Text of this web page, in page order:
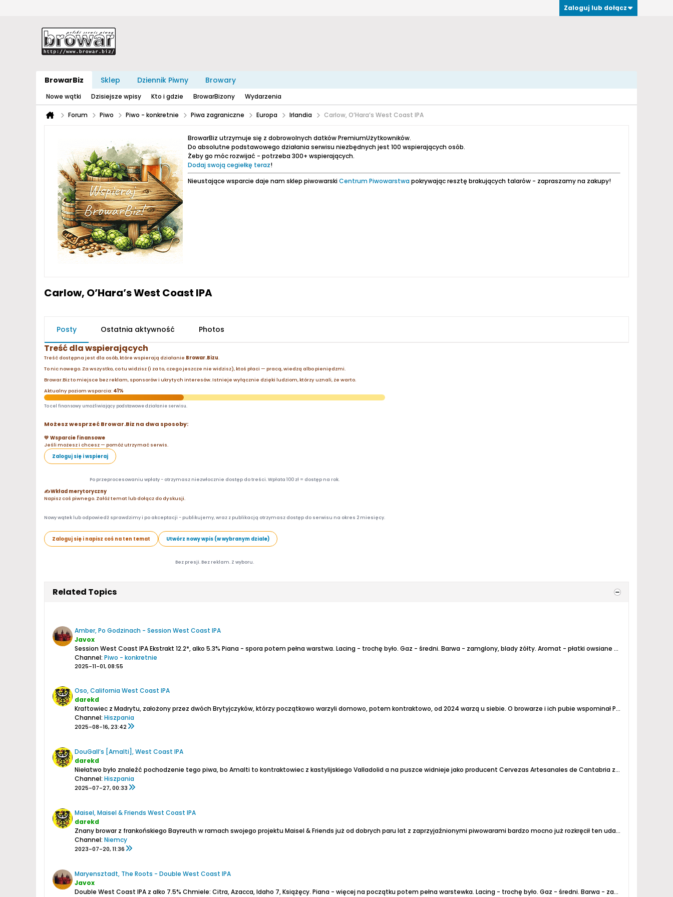
Zaloguj lub dołącz
BrowarBiz Sklep Dziennik Piwny Browary
Nowe wątki Dzisiejsze wpisy Kto i gdzie BrowarBizony Wydarzenia
Forum Piwo Piwo - konkretnie Piwa zagraniczne Europa Irlandia Carlow, O’Hara’s West Coast IPA
BrowarBiz utrzymuje się z dobrowolnych datków PremiumUżytkowników.
Do absolutne podstawowego działania serwisu niezbędnych jest 100 wspierających osób.
Żeby go móc rozwijać - potrzeba 300+ wspierających.
Dodaj swoją cegiełkę teraz!
Nieustające wsparcie daje nam sklep piwowarskiCentrum Piwowarstwapokrywając resztę brakujących talarów - zapraszamy na zakupy!
Carlow, O’Hara’s West Coast IPA
Posty Ostatnia aktywność Photos
Treść dla wspierających
Treść dostępna jest dla osób, które wspierają działanie Browar.Bizu.
To nic nowego. Za wszystko, co tu widzisz (i za to, czego jeszcze nie widzisz), ktoś płaci — pracą, wiedzą albo pieniędzmi.
Browar.Biz to miejsce bez reklam, sponsorów i ukrytych interesów. Istnieje wyłącznie dzięki ludziom, którzy uznali, że warto.
Aktualny poziom wsparcia: 41%
To cel finansowy umożliwiający podstawowe działanie serwisu.
Możesz wesprzeć Browar.Biz na dwa sposoby:
💛 Wsparcie finansowe
Jeśli możesz i chcesz — pomóż utrzymać serwis.
Zaloguj się i wspieraj
Po przeprocesowaniu wpłaty - otrzymasz niezwłocznie dostęp do treści. Wpłata 100 zł = dostęp na rok.
✍️ Wkład merytoryczny
Napisz coś piwnego. Załóż temat lub dołącz do dyskusji.
Nowy wątek lub odpowiedź sprawdzimy i po akceptacji - publikujemy, wraz z publikacją otrzymasz dostęp do serwisu na okres 2 miesięcy.
Zaloguj się i napisz coś na ten temat Utwórz nowy wpis (w wybranym dziale)
Bez presji. Bez reklam. Z wyboru.
Related Topics
Amber, Po Godzinach - Session West Coast IPA
Javox
Session West Coast IPAEkstrakt 12.2*, alko 5.3% Piana - spora potem pełna warstwa. Lacing - trochę było. Gaz - średni. Barwa - zamglony, blady żółty. Aromat - płatki owsiane na słodko. Potem cebula i czosnek.
Channel: Piwo - konkretnie
2025-11-01, 08:55
Oso, California West Coast IPA
darekd
Kraftowiec z Madrytu, założony przez dwóch Brytyjczyków, którzy początkowo warzyli domowo, potem kontraktowo, od 2024 warzą u siebie. O browarze i ich pubie wspominał Pebejot:
Channel: Hiszpania
2025-08-16, 23:42
DouGall’s [Amalti], West Coast IPA
darekd
Niełatwo było znaleźć pochodzenie tego piwa, bo Amalti to kontraktowiec z kastylijskiego Valladolid a na puszce widnieje jako producent Cervezas Artesanales de Cantabria z Liérganes w Knatabrii. Na ggogle mapsie pod tym adresem widnieje browar DouGall’s. Piwo jest bezglutenowe, a takich właśnie...
Channel: Hiszpania
2025-07-27, 00:33
Maisel, Maisel & Friends West Coast IPA
darekd
Znany browar z frankońskiego Bayreuth w ramach swojego projektu Maisel & Friends już od dobrych paru lat z zaprzyjaźnionymi piwowarami bardzo mocno już rozkręcił ten udany projekt, szczególnie limitowanych piw:
Channel: Niemcy
2023-07-20, 11:36
Maryensztadt, The Roots - Double West Coast IPA
Javox
Double West Coast IPA z alko 7.5% Chmiele: Citra, Azacca, Idaho 7, Książęcy. Piana - więcej na początku potem pełna warstewka. Lacing - trochę było. Gaz - średni. Barwa - zamglony, blady pomarańczowy, jaśniejszy.